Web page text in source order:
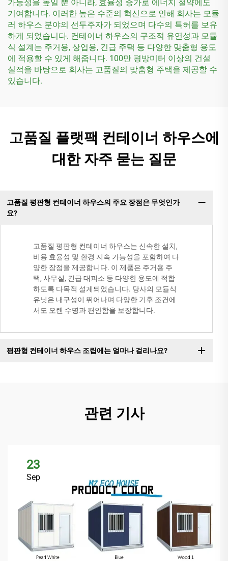
가능성을 높일 뿐 아니라, 효율성 증가로 에너지 절약에도
기여합니다. 이러한 높은 수준의 혁신으로 인해 회사는 모듈
러 하우스 분야의 선두주자가 되었으며 다수의 특허를 보유
하게 되었습니다. 컨테이너 하우스의 구조적 유연성과 모듈
식 설계는 주거용, 상업용, 긴급 주택 등 다양한 맞춤형 용도
에 적용할 수 있게 해줍니다. 100만 평방미터 이상의 건설
실적을 바탕으로 회사는 고품질의 맞춤형 주택을 제공할 수
있습니다.
고품질 플랫팩 컨테이너 하우스에
대한 자주 묻는 질문
고품질 평판형 컨테이너 하우스의 주요 장점은 무엇인가
요?
고품질 평판형 컨테이너 하우스는 신속한 설치,
비용 효율성 및 환경 지속 가능성을 포함하여 다
양한 장점을 제공합니다. 이 제품은 주거용 주
택, 사무실, 긴급 대피소 등 다양한 용도에 적합
하도록 다목적 설계되었습니다. 당사의 모듈식
유닛은 내구성이 뛰어나며 다양한 기후 조건에
서도 오랜 수명과 편안함을 보장합니다.
평판형 컨테이너 하우스 조립에는 얼마나 걸리나요?
관련 기사
23
Sep